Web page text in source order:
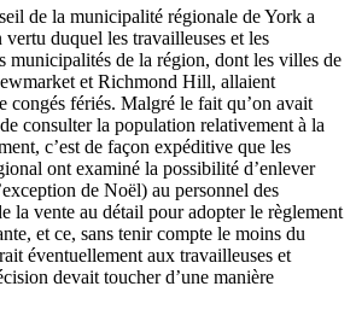
de la municipalité régionale de York a
duquel les travailleuses et les
municipalités de la région, dont les villes de
et Richmond Hill, allaient
congés fériés. Malgré le fait qu’on avait
consulter la population relativement à la
c’est de façon expéditive que les
ont examiné la possibilité d’enlever
de Noël) au personnel des
la vente au détail pour adopter le règlement
et ce, sans tenir compte le moins du
éventuellement aux travailleuses et
devait toucher d’une manière